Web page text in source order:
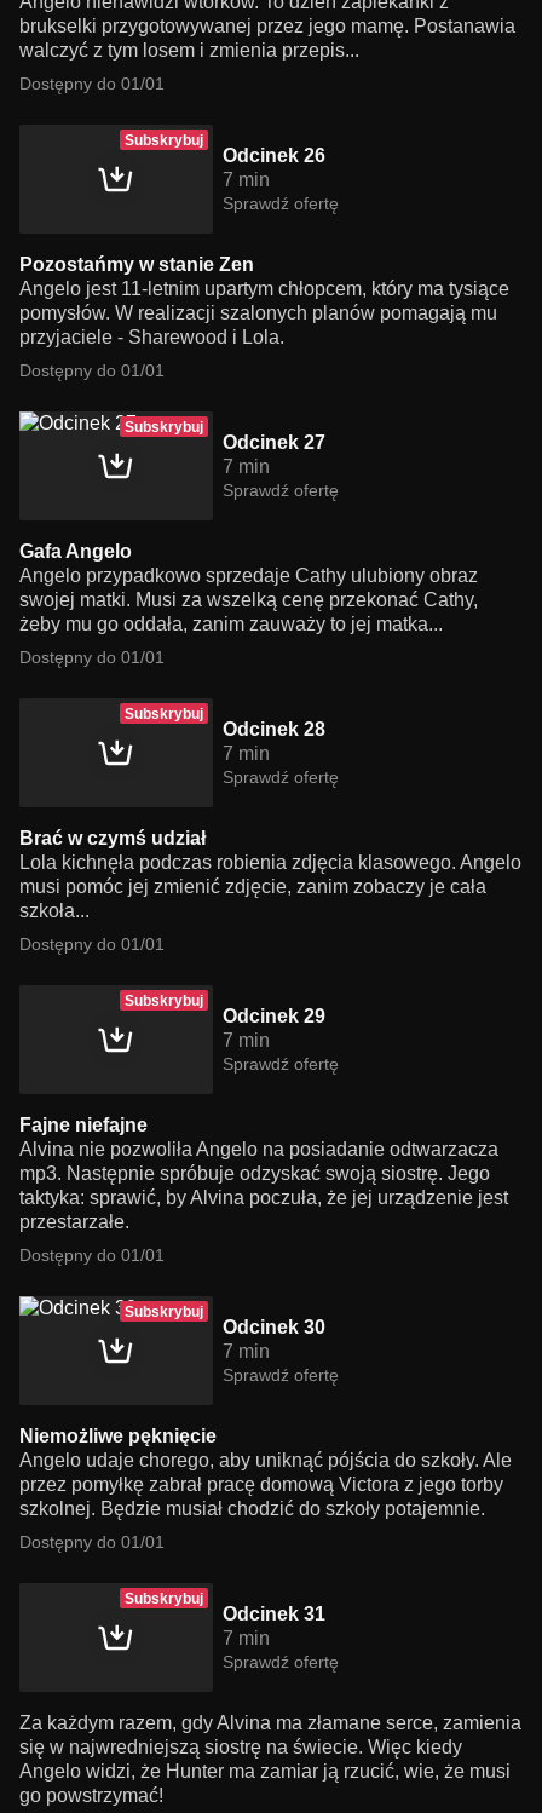
brukselki przygotowywanej przez jego mamę. Postanawia
walczyć z tym losem i zmienia przepis...
Dostępny do 01/01
Subskrybuj
Odcinek 26
7 min
Sprawdź ofertę
Pozostańmy w stanie Zen
Angelo jest 11-letnim upartym chłopcem, który ma tysiące
pomysłów. W realizacji szalonych planów pomagają mu
przyjaciele - Sharewood i Lola.
Dostępny do 01/01
Subskrybuj
Odcinek 27
7 min
Sprawdź ofertę
Gafa Angelo
Angelo przypadkowo sprzedaje Cathy ulubiony obraz
swojej matki. Musi za wszelką cenę przekonać Cathy,
żeby mu go oddała, zanim zauważy to jej matka...
Dostępny do 01/01
Subskrybuj
Odcinek 28
7 min
Sprawdź ofertę
Brać w czymś udział
Lola kichnęła podczas robienia zdjęcia klasowego. Angelo
musi pomóc jej zmienić zdjęcie, zanim zobaczy je cała
szkoła...
Dostępny do 01/01
Subskrybuj
Odcinek 29
7 min
Sprawdź ofertę
Fajne niefajne
Alvina nie pozwoliła Angelo na posiadanie odtwarzacza
mp3. Następnie spróbuje odzyskać swoją siostrę. Jego
taktyka: sprawić, by Alvina poczuła, że ​​jej urządzenie jest
przestarzałe.
Dostępny do 01/01
Subskrybuj
Odcinek 30
7 min
Sprawdź ofertę
Niemożliwe pęknięcie
Angelo udaje chorego, aby uniknąć pójścia do szkoły. Ale
przez pomyłkę zabrał pracę domową Victora z jego torby
szkolnej. Będzie musiał chodzić do szkoły potajemnie.
Dostępny do 01/01
Subskrybuj
Odcinek 31
7 min
Sprawdź ofertę
Za każdym razem, gdy Alvina ma złamane serce, zamienia
się w najwredniejszą siostrę na świecie. Więc kiedy
Angelo widzi, że Hunter ma zamiar ją rzucić, wie, że musi
go powstrzymać!